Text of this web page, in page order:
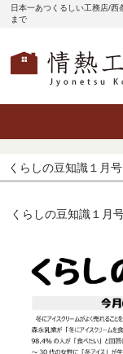
日本一あつくるしい工務店/
まで
くらしの豆知識１月号
くらしの豆知識１月